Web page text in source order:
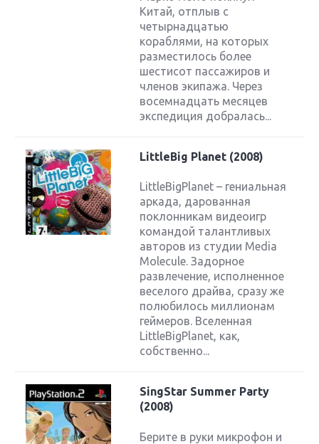
Китай, отплыв с
четырнадцатью
кораблями, на которых
разместилось более
шестисот пассажиров и
членов экипажа. Через
восемнадцать месяцев
экспедиция добралась...
LittleBig Planet (2008)
LittleBigPlanet – гениальная
аркада, дарованная
поклонникам видеоигр
командой талантливых
авторов из студии Media
Molecule. Задорное
развлечение, исполненное
веселого драйва, сразу же
полюбилось миллионам
геймеров. Вселенная
LittleBigPlanet, как,
собственно...
SingStar Summer Party
(2008)
Берите в руки микрофон и